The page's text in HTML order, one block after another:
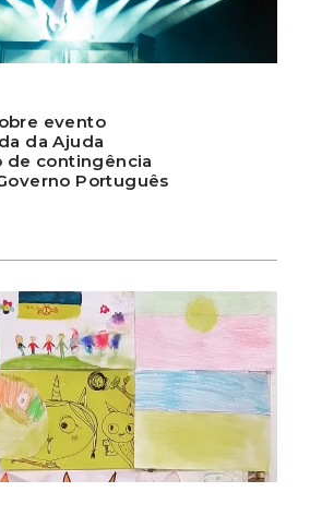
evento
da Ajuda
de contingência
Português